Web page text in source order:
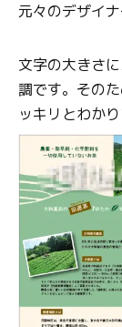
元々のデザイ
文字の大きさ
調です。その
ッキリとわか